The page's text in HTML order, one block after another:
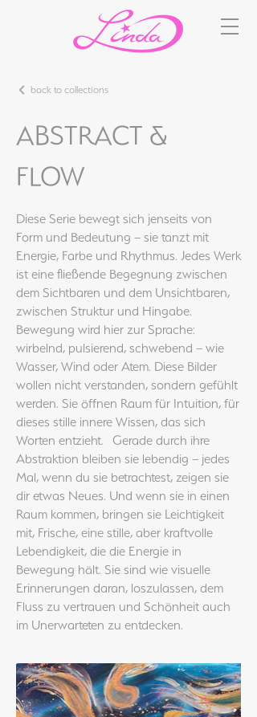
back to collections
ABSTRACT &
FLOW
Diese Serie bewegt sich jenseits von
Form und Bedeutung – sie tanzt mit
Energie, Farbe und Rhythmus. Jedes Werk
ist eine fließende Begegnung zwischen
dem Sichtbaren und dem Unsichtbaren,
zwischen Struktur und Hingabe.
Bewegung wird hier zur Sprache:
wirbelnd, pulsierend, schwebend – wie
Wasser, Wind oder Atem. Diese Bilder
wollen nicht verstanden, sondern gefühlt
werden. Sie öffnen Raum für Intuition, für
dieses stille innere Wissen, das sich
Worten entzieht. Gerade durch ihre
Abstraktion bleiben sie lebendig – jedes
Mal, wenn du sie betrachtest, zeigen sie
dir etwas Neues. Und wenn sie in einen
Raum kommen, bringen sie Leichtigkeit
mit, Frische, eine stille, aber kraftvolle
Lebendigkeit, die die Energie in
Bewegung hält. Sie sind wie visuelle
Erinnerungen daran, loszulassen, dem
Fluss zu vertrauen und Schönheit auch
im Unerwarteten zu entdecken.